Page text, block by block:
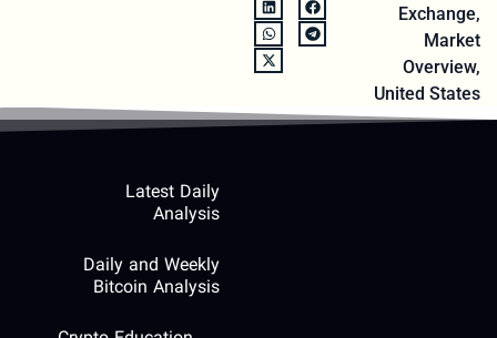
Exchange,
Market
Overview,
United States
Latest Daily
Analysis
Daily and Weekly
Bitcoin Analysis